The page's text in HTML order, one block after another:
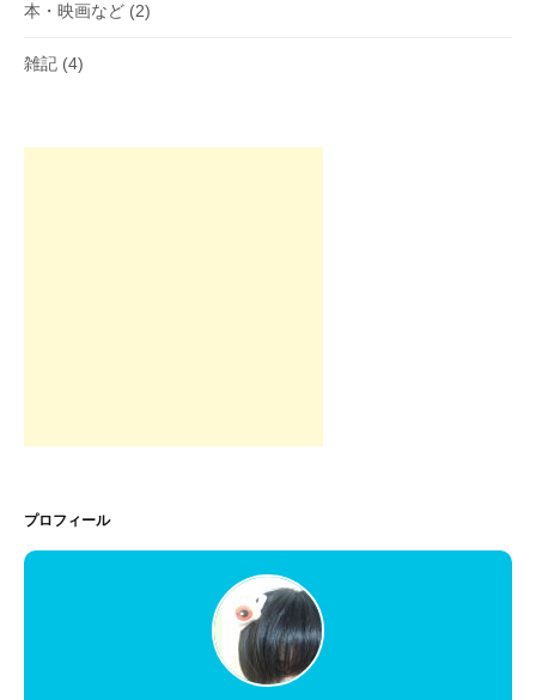
本・映画など (2)
雑記 (4)
プロフィール